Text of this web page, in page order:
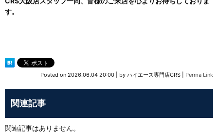
す。
Posted on 2026.06.04 20:00 by ハイエース専門店CRS Perma Link
関連記事
関連記事はありません。